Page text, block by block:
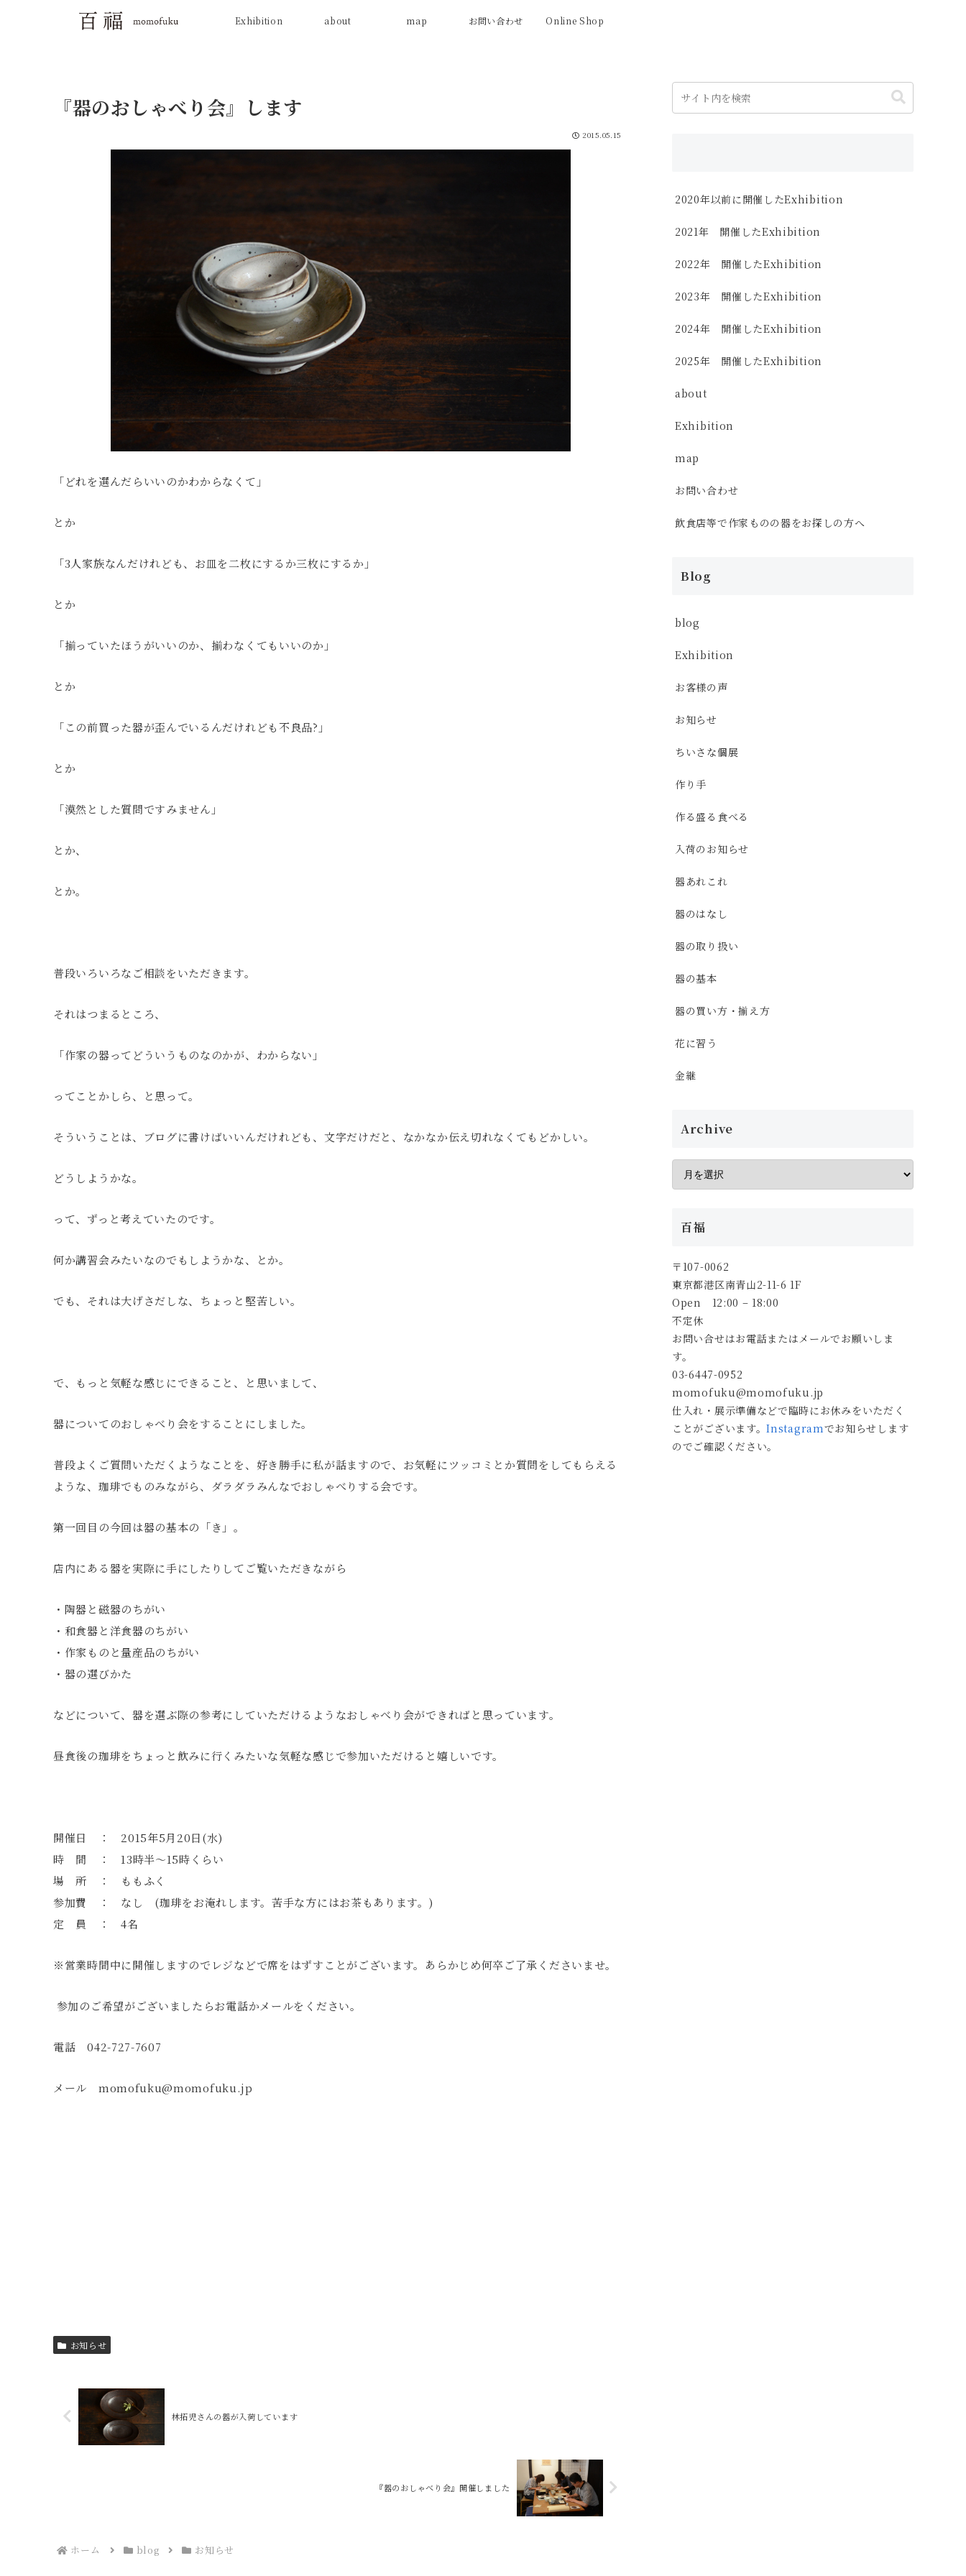
Exhibition about map お問い合わせ Online Shop
『器のおしゃべり会』します
2015.05.15
「どれを選んだらいいのかわからなくて」
とか
「3人家族なんだけれども、お皿を二枚にするか三枚にするか」
とか
「揃っていたほうがいいのか、揃わなくてもいいのか」
とか
「この前買った器が歪んでいるんだけれども不良品?」
とか
「漠然とした質問ですみません」
とか、
とか。
普段いろいろなご相談をいただきます。
それはつまるところ、
「作家の器ってどういうものなのかが、わからない」
ってことかしら、と思って。
そういうことは、ブログに書けばいいんだけれども、文字だけだと、なかなか伝え切れなくてもどかしい。
どうしようかな。
って、ずっと考えていたのです。
何か講習会みたいなのでもしようかな、とか。
でも、それは大げさだしな、ちょっと堅苦しい。
で、もっと気軽な感じにできること、と思いまして、
器についてのおしゃべり会をすることにしました。
普段よくご質問いただくようなことを、好き勝手に私が話ますので、お気軽にツッコミとか質問をしてもらえる
ような、珈琲でものみながら、ダラダラみんなでおしゃべりする会です。
第一回目の今回は器の基本の「き」。
店内にある器を実際に手にしたりしてご覧いただきながら
・陶器と磁器のちがい
・和食器と洋食器のちがい
・作家ものと量産品のちがい
・器の選びかた
などについて、器を選ぶ際の参考にしていただけるようなおしゃべり会ができればと思っています。
昼食後の珈琲をちょっと飲みに行くみたいな気軽な感じで参加いただけると嬉しいです。
開催日 ： 2015年5月20日(水)
時 間 ： 13時半〜15時くらい
場 所 ： ももふく
参加費 ： なし (珈琲をお淹れします。苦手な方にはお茶もあります。)
定 員 ： 4名
※営業時間中に開催しますのでレジなどで席をはずすことがございます。あらかじめ何卒ご了承くださいませ。
参加のご希望がございましたらお電話かメールをください。
電話 042-727-7607
メール momofuku@momofuku.jp
お知らせ
林拓児さんの器が入荷しています
『器のおしゃべり会』開催しました
ホーム blog お知らせ
2020年以前に開催したExhibition
2021年 開催したExhibition
2022年 開催したExhibition
2023年 開催したExhibition
2024年 開催したExhibition
2025年 開催したExhibition
about
Exhibition
map
お問い合わせ
飲食店等で作家ものの器をお探しの方へ
Blog
blog
Exhibition
お客様の声
お知らせ
ちいさな個展
作り手
作る盛る食べる
入荷のお知らせ
器あれこれ
器のはなし
器の取り扱い
器の基本
器の買い方・揃え方
花に習う
金継
Archive
百福
〒107-0062
東京都港区南青山2-11-6 1F
Open 12:00 – 18:00
不定休
お問い合せはお電話またはメールでお願いしま
す。
03-6447-0952
momofuku@momofuku.jp
仕入れ・展示準備などで臨時にお休みをいただく
ことがございます。Instagramでお知らせします
のでご確認ください。